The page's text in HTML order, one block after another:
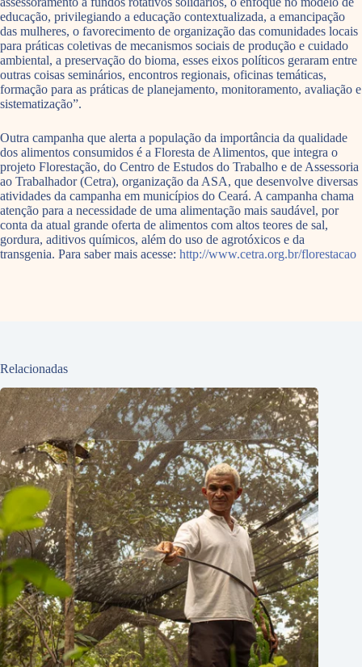
educação, privilegiando a educação contextualizada, a emancipação
das mulheres, o favorecimento de organização das comunidades locais
para práticas coletivas de mecanismos sociais de produção e cuidado
ambiental, a preservação do bioma, esses eixos políticos geraram entre
outras coisas seminários, encontros regionais, oficinas temáticas,
formação para as práticas de planejamento, monitoramento, avaliação e
sistematização”.
Outra campanha que alerta a população da importância da qualidade
dos alimentos consumidos é a Floresta de Alimentos, que integra o
projeto Florestação, do Centro de Estudos do Trabalho e de Assessoria
ao Trabalhador (Cetra), organização da ASA, que desenvolve diversas
atividades da campanha em municípios do Ceará. A campanha chama
atenção para a necessidade de uma alimentação mais saudável, por
conta da atual grande oferta de alimentos com altos teores de sal,
gordura, aditivos químicos, além do uso de agrotóxicos e da
transgenia. Para saber mais acesse: http://www.cetra.org.br/florestacao
Relacionadas